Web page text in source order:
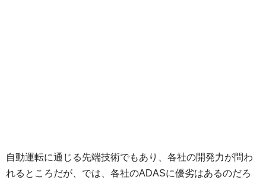
自動運転に通じる先端技術でもあり、各社の開発力が問わ
れるところだが、では、各社のADASに優劣はあるのだろ